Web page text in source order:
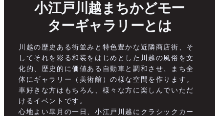
小江戸川越まちかどモー
ターギャラリーとは
川越の歴史ある街並みと特色豊かな近隣商店街、そ
してそれを彩る和装をはじめとした川越の風俗を文
化的、歴史的に価値ある自動車と調和させ、まち全
体にギャラリー（美術館）の様な空間を作ります。
車好きな方はもちろん、様々な方に楽しんでいただ
けるイベントです。
心地よい皐月の一日、小江戸川越にクラシックカー